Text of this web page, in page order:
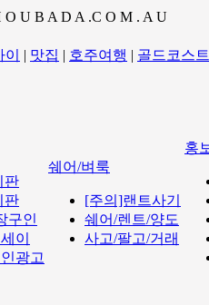
U B A D A .C O M . A U
| 맛집 | 호주여행 | 골드코스트
판
판
구인
이
광고
쉐어/벼룩
[주의]랜트사기
쉐어/렌트/양도
사고/팔고/거래
홍